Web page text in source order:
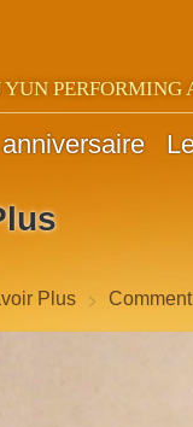
YUN PERFORMING
Plus >